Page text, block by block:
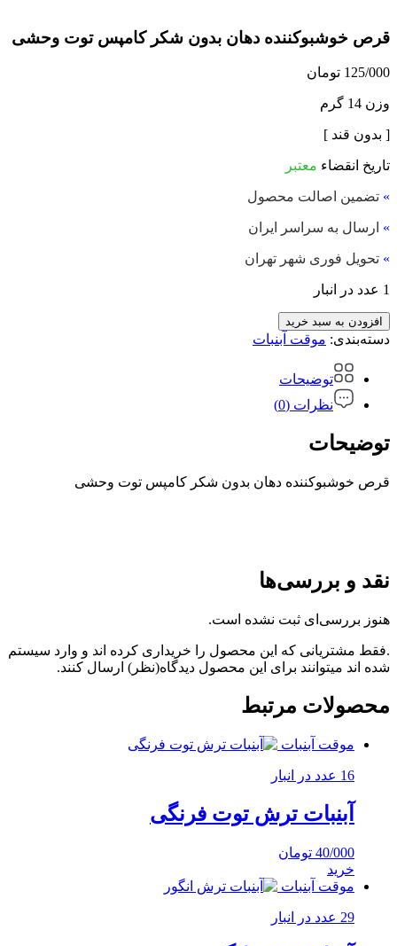
قرص خوشبوکننده دهان بدون شکر کامپس توت وحشی
125/000 تومان
وزن 14 گرم
[ بدون قند ]
تاریخ انقضاء معتبر
» تضمین اصالت محصول
» ارسال به سراسر ایران
» تحویل فوری شهر تهران
1 عدد در انبار
افزودن به سبد خرید
دسته‌بندی: موقت آبنبات
توضیحات
نظرات (0)
توضیحات
قرص خوشبوکننده دهان بدون شکر کامپس توت وحشی
نقد و بررسی‌ها
هنوز بررسی‌ای ثبت نشده است.
.فقط مشتریانی که این محصول را خریداری کرده اند و وارد سیستم
شده اند میتوانند برای این محصول دیدگاه(نظر) ارسال کنند.
محصولات مرتبط
موقت آبنبات
16 عدد در انبار
آبنبات ترش توت فرنگی
40/000 تومان
خرید
موقت آبنبات
29 عدد در انبار